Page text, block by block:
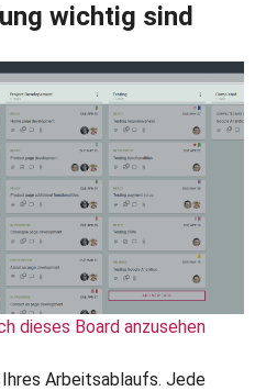
wichtig sind
dieses Board anzusehen
Arbeitsablaufs. Jede